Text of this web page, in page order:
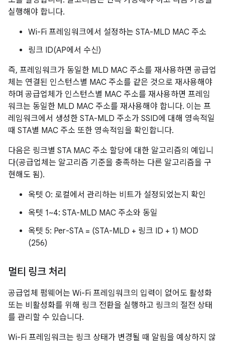
실행해야 합니다.
Wi-Fi 프레임워크에서 설정하는 STA-MLD MAC 주소
링크 ID(AP에서 수신)
즉, 프레임워크가 동일한 MLD MAC 주소를 재사용하면 공급업
체는 연결된 인스턴스별 MAC 주소를 같은 것으로 재사용해야
하며 공급업체가 인스턴스별 MAC 주소를 재사용하면 프레임
워크는 동일한 MLD MAC 주소를 재사용해야 합니다. 이는 프
레임워크에서 생성한 STA-MLD 주소가 SSID에 대해 영속적일
때 STA별 MAC 주소 또한 영속적임을 확인합니다.
다음은 링크별 STA MAC 주소 할당에 대한 알고리즘의 예입니
다(공급업체는 알고리즘 기준을 충족하는 다른 알고리즘을 구
현해도 됨).
옥텟 0: 로컬에서 관리하는 비트가 설정되었는지 확인
옥텟 1~4: STA-MLD MAC 주소와 동일
옥텟 5: Per-STA = (STA-MLD + 링크 ID + 1) MOD
(256)
멀티 링크 처리
공급업체 펌웨어는 Wi-Fi 프레임워크의 입력이 없어도 활성화
또는 비활성화를 위해 링크 전환을 실행하고 링크의 절전 상태
를 관리할 수 있습니다.
Wi-Fi 프레임워크는 링크 상태가 변경될 때 알림을 예상하지 않